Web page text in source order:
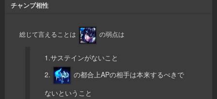
チャンプ相性
総じて言えることは の弱点は
1.サステインがないこと
2.
の都合上APの相手は本来するべきで
ないということ